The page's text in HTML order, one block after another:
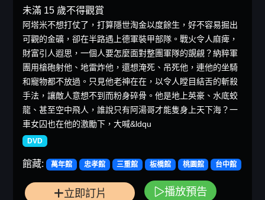
未滿 15 歲不得觀賞
阿塔米不想打仗了，打算隱世淘金以度餘生，好不容易掘出
可觀的金礦，卻在半路遇上德軍裝甲部隊。戰火令人麻痺，
財富引人遐思，一個人要怎麼面對整團軍隊的覬覦？納粹軍
團用槍砲射他、地雷炸他，還想淹死、吊死他，連他的坐騎
和寵物都不放過。只見他老神在在，以令人瞠目結舌的斬殺
手法，讓敵人意想不到而粉身碎骨。他是地上英豪、水底蛟
龍、甚至空中飛人，誰說只有阿湯哥才能隻身上天下海？一
車女囚也在他的激勵下，大喊&ldqu
DVD
館藏: 萬年館 忠孝館 三重館 板橋館 桃園館 台中館
立即訂片 播放預告